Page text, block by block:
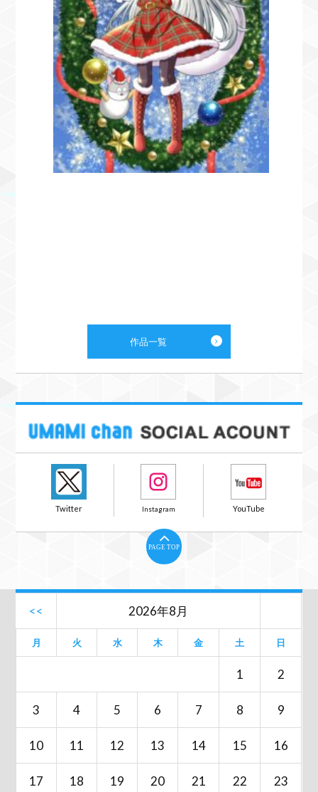
作品一覧
PAGE TOP
<< 2026年8月
月 火 水 木 金 土 日
1 2
3 4 5 6 7 8 9
10 11 12 13 14 15 16
17 18 19 20 21 22 23